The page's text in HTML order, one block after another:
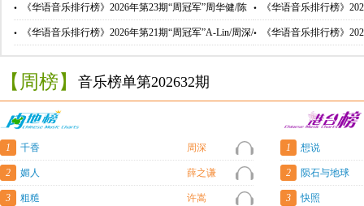
碧晨/王丽达 2026-06-23 谦/周旋/晧天
《华语音乐排行榜》2026年第23期“周冠军”周华健/陈
楚生/王庆爽 2026-06-22
《华语音乐排行榜》
靓颖/王莉
《华语音乐排行榜》2026年第21期“周冠军”A-Lin/周深/
泽旺多吉 2026-05-29
《华语音乐排行榜》
代少年团/曲丹
【周榜】 音乐榜单第202632期
1 千香 周深
2 媚人 薛之谦
3 粗糙 许嵩
1 想说
2 陨石与地球
3 快照